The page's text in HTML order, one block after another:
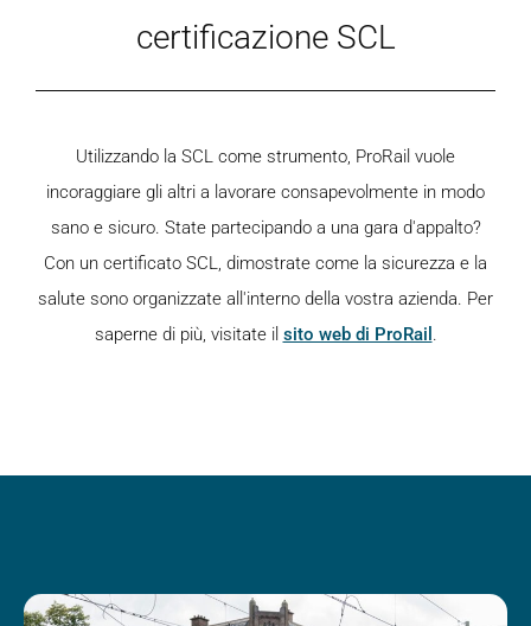
certificazione SCL
Utilizzando la SCL come strumento, ProRail vuole
incoraggiare gli altri a lavorare consapevolmente in modo
sano e sicuro. State partecipando a una gara d'appalto?
Con un certificato SCL, dimostrate come la sicurezza e la
salute sono organizzate all'interno della vostra azienda. Per
saperne di più, visitate il sito web di ProRail .